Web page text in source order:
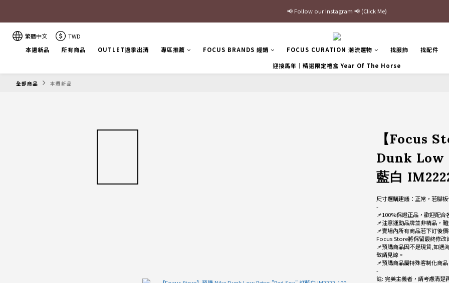
最新三方聯名倒鉤，火熱預購接單中🔥
加入官網會員即贈$100購物金
最新三方聯名倒鉤，火熱預購接單中🔥
繁體中文
TWD
本週新品
所有商品 OUTLET過季出清 專區推薦 FOCUS BRANDS 經銷 FOCUS CURATION 潮流選物 找服飾
找配件
迎接馬年｜精選限定禮盒 Year Of The Horse
全部商品 本週新品
【Focus
Dunk Low
藍白
尺寸選購建議：正常，若腳
-
📌100%保證正品，歡迎配合
📌注意運動品牌並非精品，
📌賣場內所有商品若下訂後
Focus Store將保留最終修改
📌預購商品因不是現貨,如遇
敬請見諒。
📌預購商品屬特殊客制化商
-
註: 完美主義者，請考慮清楚